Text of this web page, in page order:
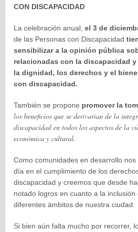
CON DISCAPACIDAD
La celebración anual,el 3 de
de las Personas con Discapacidad
sensibilizar a la opinión pública
relacionadas con la discapacidad
la dignidad, los derechos y el
con discapacidad.
También se propone promover la
los beneficios que se derivarían de la
discapacidad en todos los aspectos de la
económica y cultural.
Como comunidades en desarrollo
día en el cumplimiento de los
discapacidad y creemos que desde
notado logros en cuanto a la inclusión
diferentes ámbitos de nuestra ciudad.
Si bien aún falta mucho por recorrer,